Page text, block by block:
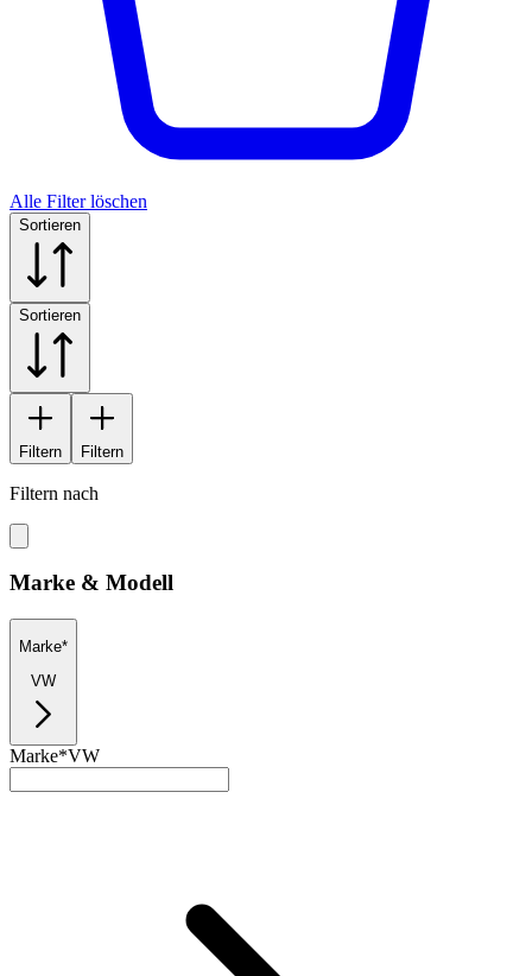
Alle Filter löschen
Sortieren
Sortieren
Filtern Filtern
Filtern nach
Marke & Modell
Marke*
VW
Marke*VW